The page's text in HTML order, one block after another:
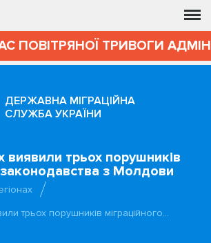
ПОВІТРЯНОЇ ТРИВОГИ
ДЕРЖАВНА МІГРАЦІЙНА
СЛУЖБА УКРАЇНИ
трьох порушників
законодавства з Молдови
трьох порушників міграційного…